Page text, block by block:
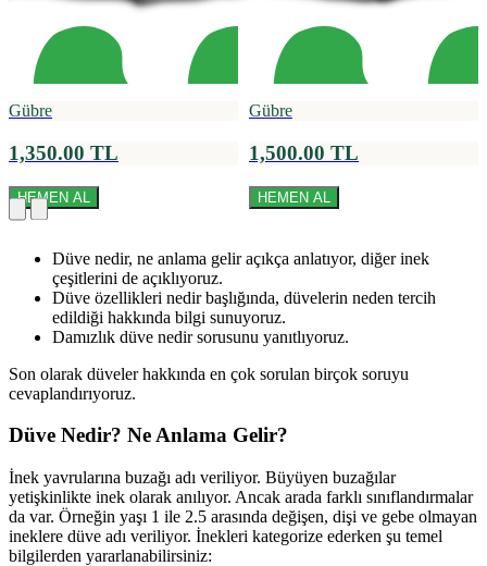
Gübre
1,350.00 TL
HEMEN AL
Gübre
1,500.00 TL
HEMEN AL
Düve nedir, ne anlama gelir açıkça anlatıyor, diğer inek
çeşitlerini de açıklıyoruz.
Düve özellikleri nedir başlığında, düvelerin neden tercih
edildiği hakkında bilgi sunuyoruz.
Damızlık düve nedir sorusunu yanıtlıyoruz.
Son olarak düveler hakkında en çok sorulan birçok soruyu
cevaplandırıyoruz.
Düve Nedir? Ne Anlama Gelir?
İnek yavrularına buzağı adı veriliyor. Büyüyen buzağılar
yetişkinlikte inek olarak anılıyor. Ancak arada farklı sınıflandırmalar
da var. Örneğin yaşı 1 ile 2.5 arasında değişen, dişi ve gebe olmayan
ineklere düve adı veriliyor. İnekleri kategorize ederken şu temel
bilgilerden yararlanabilirsiniz: